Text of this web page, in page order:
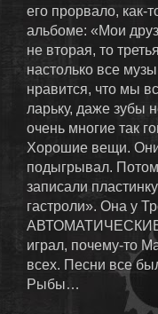
его прорвало, как-
альбоме: «Мои
не вторая, то
настолько все
нравится, что мы
ларьку, даже зубы
очень многие так
Хорошие вещи. Они
подыгрывал.
записали
гастроли». Она у
АВТОМАТИЧЕСКИЕ
играл, почему-то
всех. Песни все
Рыбы…